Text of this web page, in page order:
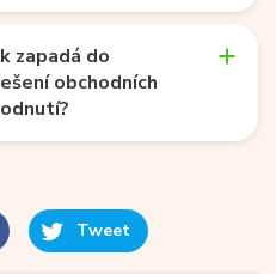
zapadá do
obchodních
Tweet